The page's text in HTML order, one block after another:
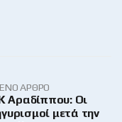
ΆΡΘΡΟ
Αραδίππου: Οι
μετά την